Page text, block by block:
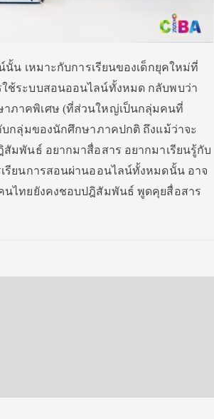
น เหมาะกับการเรียนของเด็กยุคใหม่ที่
ช้ระบบสอนออนไลน์ทั้งหมด กลับพบว่า
ภาคพิเศษ (ที่ส่วนใหญ่เป็นกลุ่มคนที่
บกลุ่มของนักศึกษาภาคปกติ ถึงแม้ว่าจะ
มพันธ์ อยากมาสื่อสาร อยากมาเรียนรู้กับ
รียนการสอนผ่านออนไลน์ทั้งหมดนั้น อาจ
นไทยยังคงชอบปฎิสัมพันธ์ พูดคุยสื่อสาร